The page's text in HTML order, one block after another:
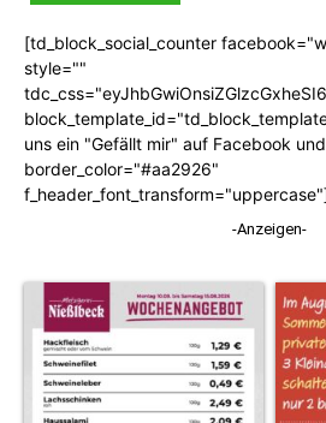
[td_block_social_counter
style=""
uns ein "Gefällt mir" auf Facebook
border_color="#aa2926"
-Anzeigen-